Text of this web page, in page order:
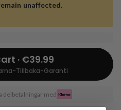
unaffected.
· €39.99
Tillbaka-Garanti
delbetalningar med